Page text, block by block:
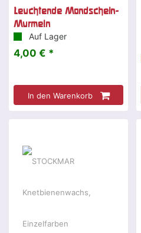
Leuchtende Mondschein-
Murmeln
Auf Lager
4,00 € *
In den Warenkorb